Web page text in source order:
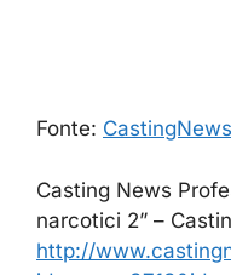
Fonte:
Casting News
narcotici 2” –
http://